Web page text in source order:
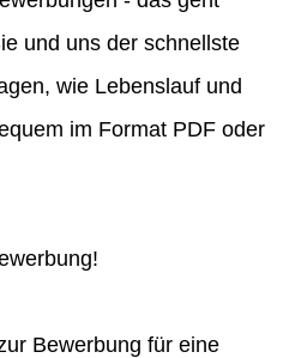
und uns der schnellste
wie Lebenslauf und
im Format PDF oder
Bewerbung für eine